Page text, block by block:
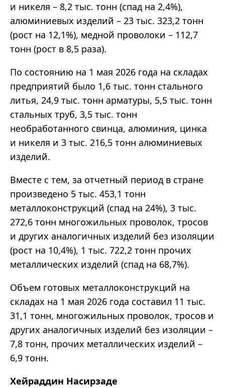
и никеля – 8,2 тыс. тонн (спад на 2,4%),
алюминиевых изделий – 23 тыс. 323,2 тонн
(рост на 12,1%), медной проволоки – 112,7
тонн (рост в 8,5 раза).
По состоянию на 1 мая 2026 года на складах
предприятий было 1,6 тыс. тонн стального
литья, 24,9 тыс. тонн арматуры, 5,5 тыс. тонн
стальных труб, 3,5 тыс. тонн
необработанного свинца, алюминия, цинка
и никеля и 3 тыс. 216,5 тонн алюминиевых
изделий.
Вместе с тем, за отчетный период в стране
произведено 5 тыс. 453,1 тонн
металлоконструкций (спад на 24%), 3 тыс.
272,6 тонн многожильных проволок, тросов
и других аналогичных изделий без изоляции
(рост на 10,4%), 1 тыс. 722,2 тонн прочих
металлических изделий (спад на 68,7%).
Объем готовых металлоконструкций на
складах на 1 мая 2026 года составил 11 тыс.
31,1 тонн, многожильных проволок, тросов и
других аналогичных изделий без изоляции –
7,8 тонн, прочих металлических изделий –
6,9 тонн.
Хейраддин Насирзаде